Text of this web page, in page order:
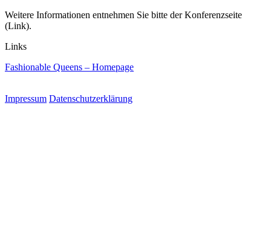
Weitere Informationen entnehmen Sie bitte der Konferenzseite
(Link).
Links
Fashionable Queens – Homepage
Impressum Datenschutzerklärung